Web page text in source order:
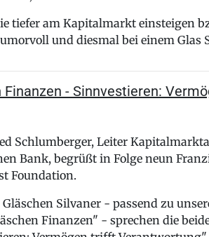
tiefer am Kapitalmarkt einsteigen
und diesmal bei einem Glas
- Sinnvestieren:
Schlumberger, Leiter
Bank, begrüßt in Folge neun
Foundation.
Gläschen Silvaner - passend zu
Finanzen" - sprechen die